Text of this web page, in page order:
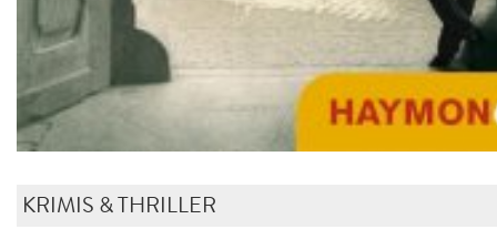
KRIMIS & THRILLER